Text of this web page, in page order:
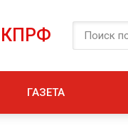
КПРФ
ГАЗЕТА